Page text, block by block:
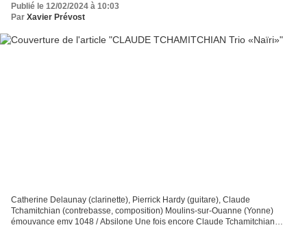
Publié le 12/02/2024 à 10:03
Par Xavier Prévost
Catherine Delaunay (clarinette), Pierrick Hardy (guitare), Claude
Tchamitchian (contrebasse, composition) Moulins-sur-Ouanne (Yonne)
émouvance emv 1048 / Absilone Une fois encore Claude Tchamitchian